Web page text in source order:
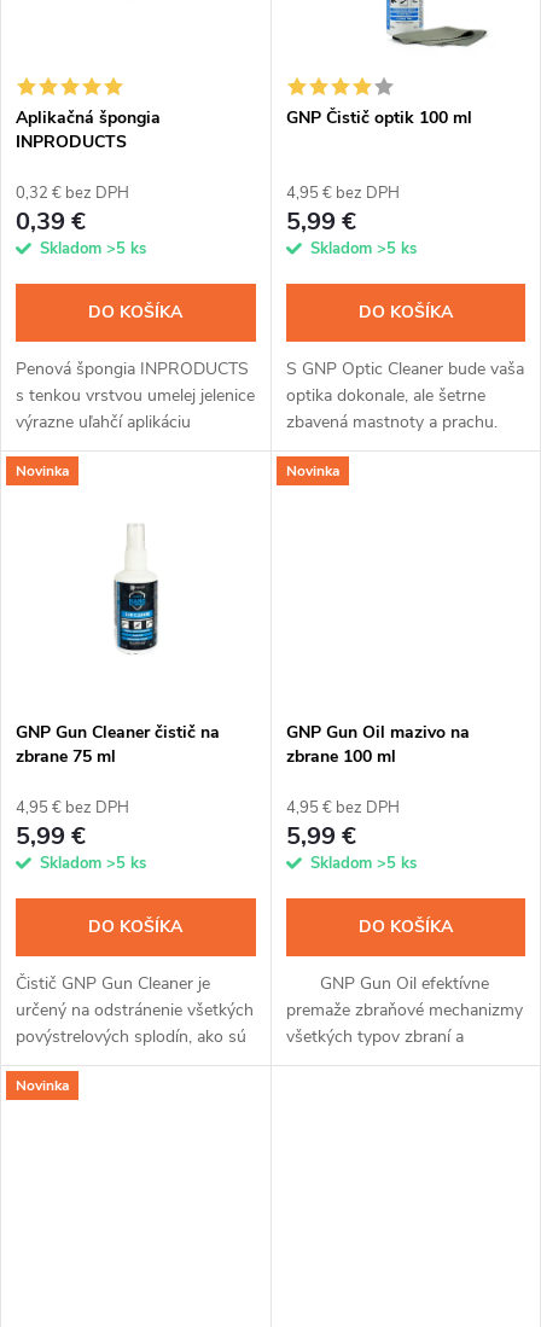
i
e
p
r
d
u
k
s
p
r
o
d
u
k
Aplikačná špongia
INPRODUCTS
0,32 € bez DPH
0,39 €
Skladom >5 ks
DO KOŠÍKA
Penová špongia INPRODUCTS
s tenkou vrstvou umelej jelenice
výrazne uľahčí aplikáciu
všetkých impregnácií.
GNP Čistič optik 100 ml
4,95 € bez DPH
5,99 €
Skladom >5 ks
DO KOŠÍKA
S GNP Optic Cleaner bude vaša
optika dokonale, ale šetrne
zbavená mastnoty a prachu.
Okrem toho má
protizahmlievajúci a antistatický
Novinka
GNP Gun Cleaner čistič na
zbrane 75 ml
4,95 € bez DPH
5,99 €
Skladom >5 ks
DO KOŠÍKA
Čistič GNP Gun Cleaner je
určený na odstránenie všetkých
povýstrelových splodín, ako sú
meď, zinok, olovo, karbón a
tombak. Jednoducho aplikujete
Novinka
GNP Gun Oil mazivo na
zbrane 100 ml
4,95 € bez DPH
5,99 €
Skladom >5 ks
DO KOŠÍKA
GNP Gun Oil efektívne
premaže zbraňové mechanizmy
všetkých typov zbraní a
dlhodobo zabráni ich korózii.
Novinka